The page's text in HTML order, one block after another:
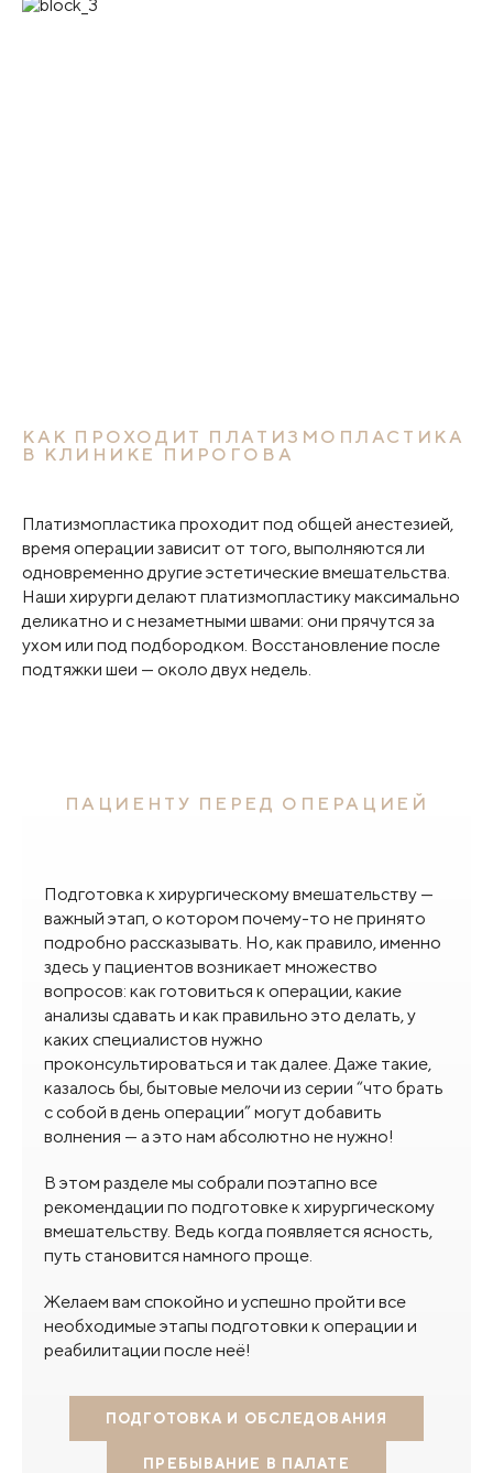
КАК ПРОХОДИТ ПЛАТИЗМОПЛАСТИКА
В КЛИНИКЕ ПИРОГОВА
Платизмопластика проходит под общей анестезией,
время операции зависит от того, выполняются ли
одновременно другие эстетические вмешательства.
Наши хирурги делают платизмопластику максимально
деликатно и с незаметными швами: они прячутся за
ухом или под подбородком. Восстановление после
подтяжки шеи — около двух недель.
ПАЦИЕНТУ ПЕРЕД ОПЕРАЦИЕЙ
Подготовка к хирургическому вмешательству —
важный этап, о котором почему-то не принято
подробно рассказывать. Но, как правило, именно
здесь у пациентов возникает множество
вопросов: как готовиться к операции, какие
анализы сдавать и как правильно это делать, у
каких специалистов нужно
проконсультироваться и так далее. Даже такие,
казалось бы, бытовые мелочи из серии “что брать
с собой в день операции” могут добавить
волнения — а это нам абсолютно не нужно!
В этом разделе мы собрали поэтапно все
рекомендации по подготовке к хирургическому
вмешательству. Ведь когда появляется ясность,
путь становится намного проще.
Желаем вам спокойно и успешно пройти все
необходимые этапы подготовки к операции и
реабилитации после неё!
ПОДГОТОВКА И ОБСЛЕДОВАНИЯ
ПРЕБЫВАНИЕ В ПАЛАТЕ